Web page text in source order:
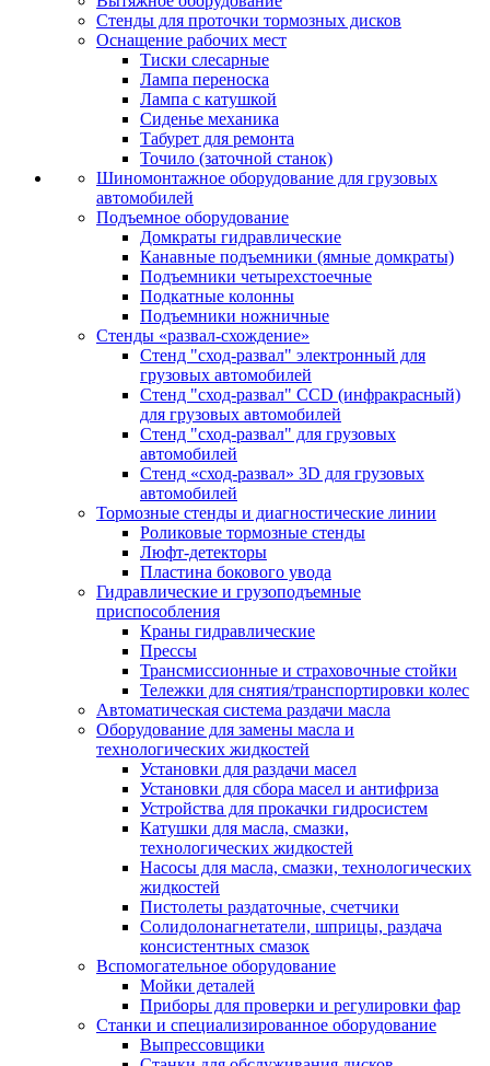
Стенды для проточки тормозных дисков
Оснащение рабочих мест
Тиски слесарные
Лампа переноска
Лампа с катушкой
Сиденье механика
Табурет для ремонта
Точило (заточной станок)
Шиномонтажное оборудование для грузовых
автомобилей
Подъемное оборудование
Домкраты гидравлические
Канавные подъемники (ямные домкраты)
Подъемники четырехстоечные
Подкатные колонны
Подъемники ножничные
Стенды «развал-схождение»
Стенд "сход-развал" электронный для
грузовых автомобилей
Стенд "сход-развал" CCD (инфракрасный)
для грузовых автомобилей
Стенд "сход-развал" для грузовых
автомобилей
Стенд «сход-развал» 3D для грузовых
автомобилей
Тормозные стенды и диагностические линии
Роликовые тормозные стенды
Люфт-детекторы
Пластина бокового увода
Гидравлические и грузоподъемные
приспособления
Краны гидравлические
Прессы
Трансмиссионные и страховочные стойки
Тележки для снятия/транспортировки колес
Автоматическая система раздачи масла
Оборудование для замены масла и
технологических жидкостей
Установки для раздачи масел
Установки для сбора масел и антифриза
Устройства для прокачки гидросистем
Катушки для масла, смазки,
технологических жидкостей
Насосы для масла, смазки, технологических
жидкостей
Пистолеты раздаточные, счетчики
Солидолонагнетатели, шприцы, раздача
консистентных смазок
Вспомогательное оборудование
Мойки деталей
Приборы для проверки и регулировки фар
Станки и специализированное оборудование
Выпрессовщики